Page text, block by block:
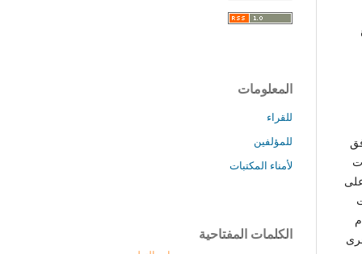
المعلومات
للقراء
للمؤلفين
لأمناء المكتبات
الكلمات المفتاحية